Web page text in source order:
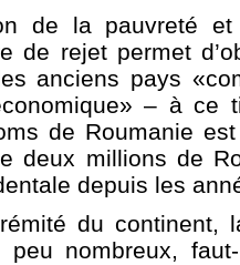
de la pauvreté
de rejet permet
anciens pays
– à ce
de Roumanie
deux millions de
depuis les
du
peu nombreux,